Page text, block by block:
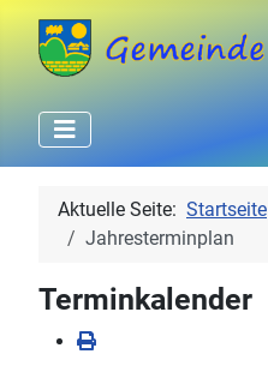
Aktuelle Seite: Startseite
Jahresterminplan
Terminkalender